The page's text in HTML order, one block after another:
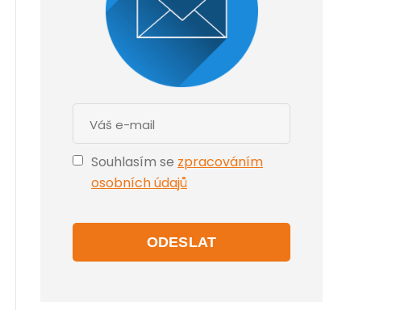
Souhlasím se zpracováním
osobních údajů
ODESLAT